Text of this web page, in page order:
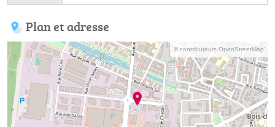
Plan et adresse
© contributeurs OpenStreetMap